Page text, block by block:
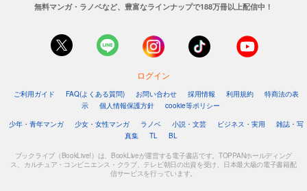
無料マンガ・ラノベなど、豊富なラインナップで188万冊以上配信中！
ログイン
ご利用ガイド FAQ(よくある質問) お問い合わせ 採用情報 利用規約
特商法の表
示
個人情報保護方針
cookie等ポリシー
少年・青年マンガ
少女・女性マンガ ラノベ 小説・文芸 ビジネス・実用
雑誌・写
真集
TL BL
ブックライブ（BookLive!）は、BookLiveが運営する電子書店です。TOPPANホールディング
ス、カルチュア・コンビニエンス・クラブ、テレビ朝日の出資を受け、日本最大級の電子書籍配
信サービスを行っています。